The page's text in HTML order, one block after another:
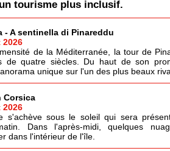
tourisme plus inclusif.
- A sentinella di Pinareddu
2026
de la Méditerranée, la tour de
de quatre siècles. Du haut de son
unique sur l'un des plus beaux
Corsica
2026
s'achève sous le soleil qui sera
Dans l'après-midi, quelques
dans l'intérieur de l'île.